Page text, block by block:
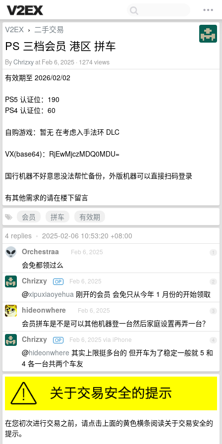
V2EX › 二手交易
PS 三档会员 港区 拼车
ByChrizxyat Feb 6, 2025 · 1274 views
有效期至 2026/02/02
PS5 认证位：190
PS4 认证位：60
自购游戏：暂无 在考虑入手法环 DLC
VX(base64)：RjEwMjczMDQ0MDU=
国行机器不好意思没法帮忙备份，外版机器可以直接扫码登录
有其他需求的请在楼下留言
会员
拼车
有效期
4 replies • 2025-02-06 10:53:20 +08:00
1
Orchestraa Feb 6, 2025
会免都领过么
2
Chrizxy OP Feb 6, 2025
@xipuxiaoyehua 刚开的会员 会免只从今年 1 月份的开始领取
3
hideonwhere Feb 6, 2025
会员拼车是不是可以其他机器登一台然后家庭设置再弄一台？
4
Chrizxy OP Feb 6, 2025 via iPhone
@hideonwhere 其实上限挺多台的 但开车为了稳定一般就 5 和
4 各一台共两个车友
在您初次进行交易之前，请点击上面的黄色横条阅读关于交易安全的
提示。